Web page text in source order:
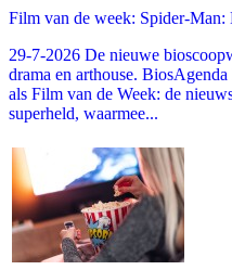
Film van de week: Spider-
29-7-2026 De nieuwe
drama en arthouse.
als Film van de Week: de
superheld, waarmee...